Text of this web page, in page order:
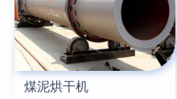
28分钟前 肖先生留言：时
煤泥烘干机